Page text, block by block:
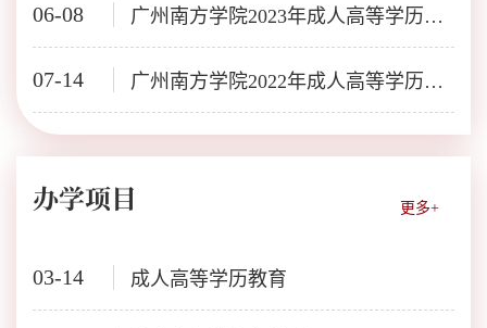
06-08 广州南方学院2023年成人高等学历教育招生简章
07-14 广州南方学院2022年成人高等学历教育招生简章
办学项目 更多+
03-14 成人高等学历教育